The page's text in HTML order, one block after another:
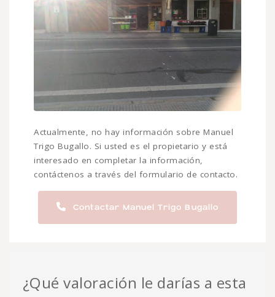
Actualmente, no hay información sobre Manuel
Trigo Bugallo. Si usted es el propietario y está
interesado en completar la información,
contáctenos a través del formulario de contacto.
Contactar Manuel Trigo Bugallo
¿Qué valoración le darías a esta